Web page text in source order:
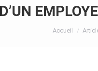
D’UN
Vous êtes ici :
Accueil